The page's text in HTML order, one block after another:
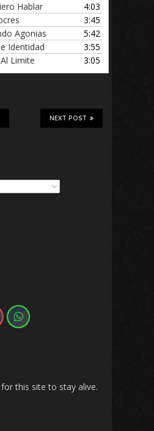
Hablar
4:03
3:45
Agonias
5:42
Identidad
3:55
Limite 3:05
NEXT POST
this site to stay alive.